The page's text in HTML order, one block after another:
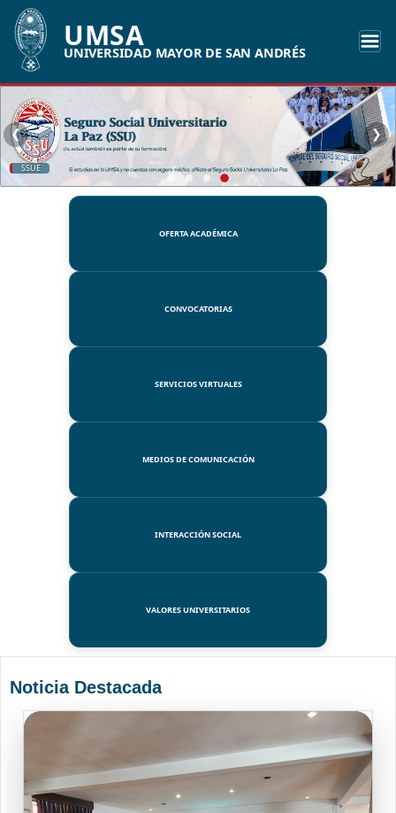
UMSA
UNIVERSIDAD MAYOR DE SAN ANDRÉS
UMSA
❮ ❯
OFERTA ACADÉMICA
CONVOCATORIAS
SERVICIOS VIRTUALES
MEDIOS DE COMUNICACIÓN
INTERACCIÓN SOCIAL
VALORES UNIVERSITARIOS
Noticia Destacada